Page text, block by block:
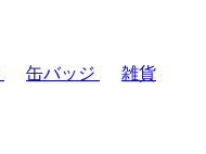
缶バッジ
雑貨